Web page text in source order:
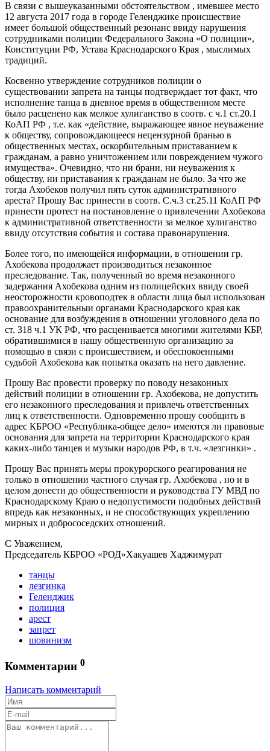
В связи с вышеуказанными обстоятельством , имевшее место
12 августа 2017 года в городе Геленджике происшествие
имеет большой общественный резонанс ввиду нарушения
сотрудниками полиции Федерального Закона «О полиции»,
Конституции РФ, Устава Краснодарского Края , мыслимых
традиций.
Косвенно утверждение сотрудников полиции о
существовании запрета на танцы подтверждает тот факт, что
исполнение танца в дневное время в общественном месте
было расценено как мелкое хулиганство в соотв. с ч.1 ст.20.1
КоАП РФ , т.е. как «действие, выражающее явное неуважение
к обществу, сопровождающееся нецензурной бранью в
общественных местах, оскорбительным приставанием к
гражданам, а равно уничтожением или повреждением чужого
имущества». Очевидно, что ни брани, ни неуважения к
обществу, ни приставания к гражданам не было. За что же
тогда Ахобеков получил пять суток административного
ареста? Прошу Вас принести в соотв. С.ч.3 ст.25.11 КоАП РФ
принести протест на постановление о привлечении Ахобекова
к административной ответственности за мелкое хулиганство
ввиду отсутствия события и состава правонарушения.
Более того, по имеющейся информации, в отношении гр.
Ахобекова продолжает производиться незаконное
преследование. Так, полученный во время незаконного
задержания Ахобекова одним из полицейских ввиду своей
неосторожности кровоподтек в области лица был использован
правоохранительныи органами Краснодарского края как
основание для возбуждения в отношении уголовного дела по
ст. 318 ч.1 УК РФ, что расценивается многими жителями КБР,
обратившимися в нашу общественную организацию за
помощью в связи с происшествием, и обеспокоенными
судьбой Ахобекова как попытка оказать на него давление.
Прошу Вас провести проверку по поводу незаконных
действий полиции в отношении гр. Ахобекова, не допустить
его незаконного преследования и привлечь ответственных
лиц к ответственности. Одновременно прошу сообщить в
адрес КБРОО «Республика-общее дело» имеются ли правовые
основания для запрета на территории Краснодарского края
каких-либо танцев и музыки народов РФ, в т.ч. «лезгинки» .
Прошу Вас принять меры прокурорского реагирования не
только в отношении частного случая гр. Ахобекова , но и в
целом донести до общественности и руководства ГУ МВД по
Краснодарскому Краю о недопустимости подобных действий
впредь как незаконных, и не способствующих укреплению
мирных и добрососедских отношений.
С Уважением,
Председатель КБРОО «РОД»Хакуашев Хаджимурат
танцы
лезгинка
Геленджик
полиция
арест
запрет
шовинизм
Комментарии 0
Написать комментарий